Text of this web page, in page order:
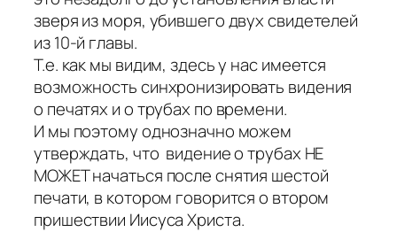
зверя из моря, убившего двух свидетелей
из 10-й главы.
Т.е. как мы видим, здесь у нас имеется
возможность синхронизировать видения
о печатях и о трубах по времени.
И мы поэтому однозначно можем
утверждать, что видение о трубах НЕ
МОЖЕТ начаться после снятия шестой
печати, в котором говорится о втором
пришествии Иисуса Христа.